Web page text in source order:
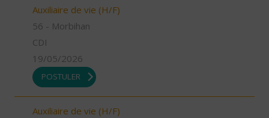
Auxiliaire de vie (H/F)
56 - Morbihan
CDI
19/05/2026
POSTULER
Auxiliaire de vie (H/F)